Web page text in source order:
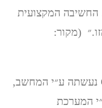
המקצועית
(מקור:
בחירת המילים בתשובה של ChatGPT נעשתה ע״י המחשב,
המערכת